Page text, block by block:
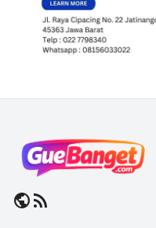
publicrss_feed